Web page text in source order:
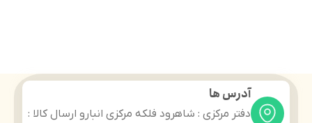
آدرس ها
دفتر مرکزی : شاهرود فلکه مرکزی انبارو ارسال کالا :